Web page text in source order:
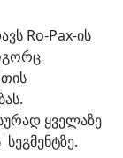
Ro-Pax-ის
ყველაზე